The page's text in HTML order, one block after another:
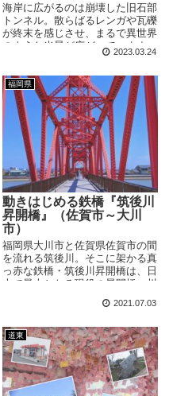
海岸に広がるのは崩壊した旧石部
トンネル。散らばるレンガや瓦礫
が終末を感じさせ、まるで異世界
のような光景が広がっています。
アクセス難易度もそれほど高くな
できる廃隧道です。
2023.03.24
福岡県
動きはじめる鉄橋『筑後川
昇開橋』（佐賀市～大川
市）
福岡県大川市と佐賀県佐賀市の間
を流れる筑後川。そこに架かる真
っ赤な鉄橋・筑後川昇開橋は、日
本で最古となる現役の昇開橋。川
ぐぐぐっと持ち上がります！巨大
2021.07.03
道東